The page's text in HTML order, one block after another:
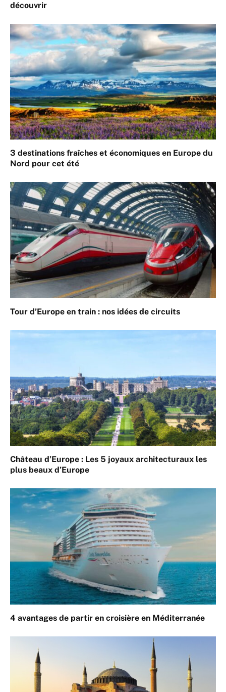
découvrir
3 destinations fraîches et économiques en Europe du
Nord pour cet été
Tour d’Europe en train : nos idées de circuits
Château d’Europe : Les 5 joyaux architecturaux les
plus beaux d’Europe
4 avantages de partir en croisière en Méditerranée